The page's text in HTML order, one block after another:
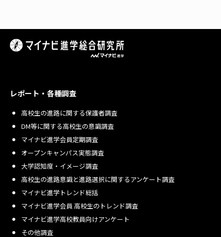
レポート・各種調査
高校生の進路に関する保護者調査
DM等に関する高校生の意識調査
マイナビ進学会員定期調査
オープンキャンパス実態調査
大学認知度・イメージ調査
高校生の進路意識と進路選択に関するアンケート調査
マイナビ進学トレンド総括
マイナビ進学会員 高校生のトレンド調査
マイナビ進学高校教員向けアンケート
その他調査